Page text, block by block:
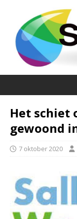
Het schiet
gewoond
7 oktober 2020